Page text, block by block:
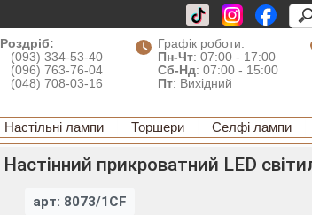
Роздріб:
(093) 334-53-40
(096) 763-76-04
(048) 708-03-16
Графік роботи:
Пн-Чт: 07:00 - 17:00
Сб-Нд: 07:00 - 15:00
Пт: Вихідний
Настільні лампи Торшери Селфі лампи
Настінний прикроватний LED
арт: 8073/1CF